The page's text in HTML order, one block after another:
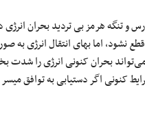
و تنگه هرمز بی تردید بحران
نشود، اما بهای انتقال انرژی
بحران کنونی انرژی را شدت
کنونی اگر دستیابی به توافق